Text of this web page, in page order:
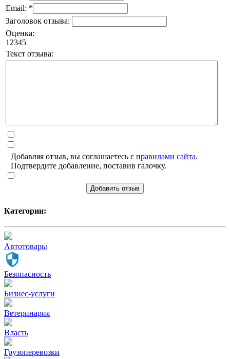
Email: *
Заголовок отзыва:
Оценка:
1 2345
Текст отзыва:
Добавляя отзыв, вы соглашаетесь с правилами сайта.
Подтвердите добавление, поставив галочку.
Добавить отзыв
Категории:
Автотовары
Безопасность
Бизнес-услуги
Ветеринария
Власть
Грузоперевозки